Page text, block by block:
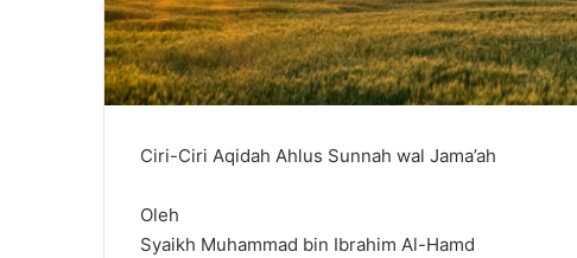
Ciri-Ciri Aqidah Ahlus Sunnah wal Jama’ah
Oleh
Syaikh Muhammad bin Ibrahim Al-Hamd